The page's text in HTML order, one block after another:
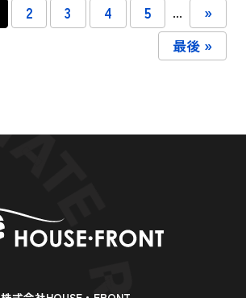
2 3 4 5 ...
»
最後 »